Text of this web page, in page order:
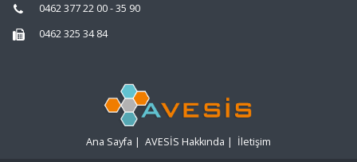
0462 377 22 00 - 35 90
0462 325 34 84
Ana Sayfa | AVESİS Hakkında | İletişim